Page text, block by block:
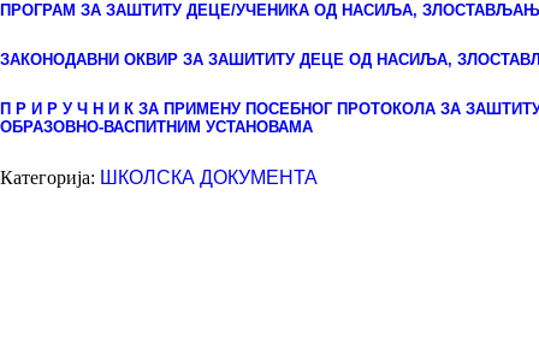
ПРОГРАМ ЗА ЗАШТИТУ ДЕЦЕ/УЧЕНИКА ОД НАСИЉА,
ЗАКОНОДАВНИ ОКВИР ЗА ЗАШИТИТУ ДЕЦЕ ОД НАСИЉА,
П Р И Р У Ч Н И К ЗА ПРИМЕНУ ПОСЕБНОГ ПРОТОКОЛА ЗА
ОБРАЗОВНО-ВАСПИТНИМ УСТАНОВАМА
Категорија: ШКОЛСКА ДОКУМЕНТА